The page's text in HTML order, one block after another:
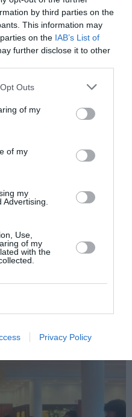
by third parties on the
This information may
on the IAB’s List of
further disclose it to other
Outs
of my
of my
my
Use,
of my
with the
Privacy Policy
după 15
la TVR
femeie care a
Butler
DORI DE
2026: informații